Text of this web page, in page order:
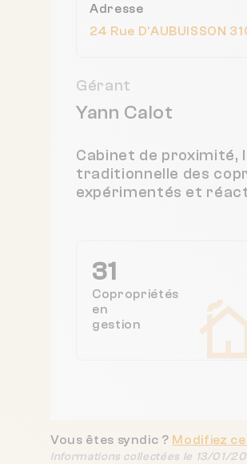
Adresse
24 Rue D'AUBUISSON
Gérant
Yann Calot
Cabinet de proximité,
traditionnelle des
expérimentés et
31
Copropriétés
en
gestion
Vous êtes syndic ? Modifiez
Informations collectées le 13/01/